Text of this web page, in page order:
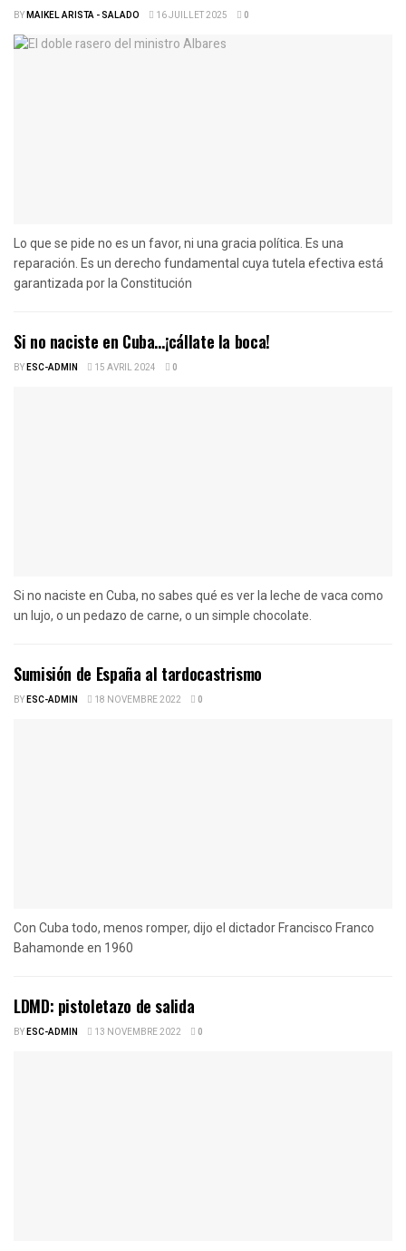
BYMAIKEL ARISTA - SALADO 16 JUILLET 2025 0
Lo que se pide no es un favor, ni una gracia política. Es una
reparación. Es un derecho fundamental cuya tutela efectiva está
garantizada por la Constitución
Si no naciste en Cuba…¡cállate la boca!
BYESC-ADMIN 15 AVRIL 2024 0
Si no naciste en Cuba, no sabes qué es ver la leche de vaca como
un lujo, o un pedazo de carne, o un simple chocolate.
Sumisión de España al tardocastrismo
BYESC-ADMIN 18 NOVEMBRE 2022 0
Con Cuba todo, menos romper, dijo el dictador Francisco Franco
Bahamonde en 1960
LDMD: pistoletazo de salida
BYESC-ADMIN 13 NOVEMBRE 2022 0